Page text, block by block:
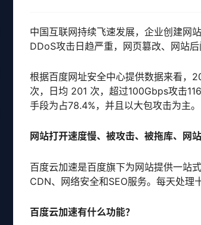
中国互联网持续飞速发展，企业创建网
DDoS攻击日趋严重，网页篡改、网站
根据百度网址安全中心提供数据来看，
次，日均 201 次，超过100Gbps攻击
手段为占78.4%，并且以大包攻击为主。
网站打开速度慢、被攻击、被拖库、网
百度云加速是百度旗下为网站提供一站
CDN、网络安全和SEO服务。每天处理
百度云加速有什么功能？